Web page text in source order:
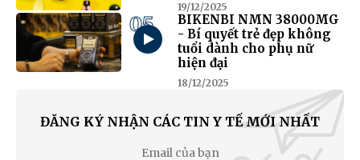
19/12/2025
05
BIKENBI NMN 38000MG
- Bí quyết trẻ đẹp không
tuổi dành cho phụ nữ
hiện đại
18/12/2025
ĐĂNG KÝ NHẬN CÁC TIN Y TẾ MỚI NHẤT